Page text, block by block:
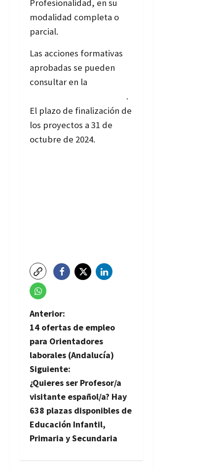
Profesionalidad, en su
modalidad completa o
parcial.
Las acciones formativas
aprobadas se pueden
consultar en la
.
El plazo de finalización de
los proyectos a 31 de
octubre de 2024.
N
a
v
e
g
a
c
Anterior:
14 ofertas de empleo
para Orientadores
laborales (Andalucía)
Siguiente:
¿Quieres ser Profesor/a
visitante español/a? Hay
638 plazas disponibles de
Educación Infantil,
Primaria y Secundaria